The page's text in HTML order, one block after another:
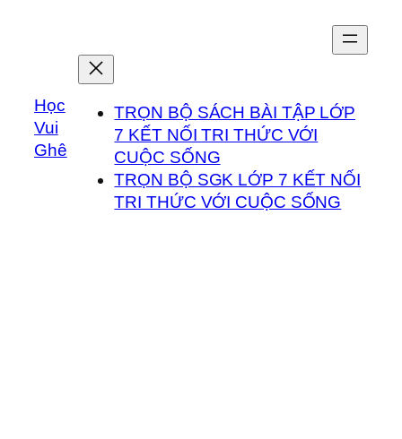
dungHọc
Vui
Ghê
TRỌN BỘ SÁCH BÀI TẬP LỚP
7 KẾT NỐI TRI THỨC VỚI
CUỘC SỐNG
TRỌN BỘ SGK LỚP 7 KẾT NỐI
TRI THỨC VỚI CUỘC SỐNG